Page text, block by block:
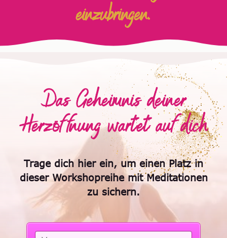
einzubringen.
Das Geheimnis deiner
Herzöffnung wartet auf dich
Trage dich hier ein, um einen Platz in
dieser Workshopreihe mit Meditationen
zu sichern.